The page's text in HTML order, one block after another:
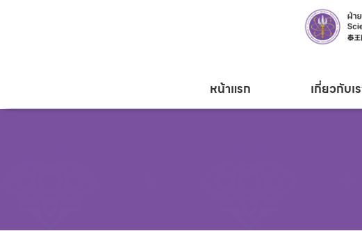
หน้าแรก เกี่ยวกับเ